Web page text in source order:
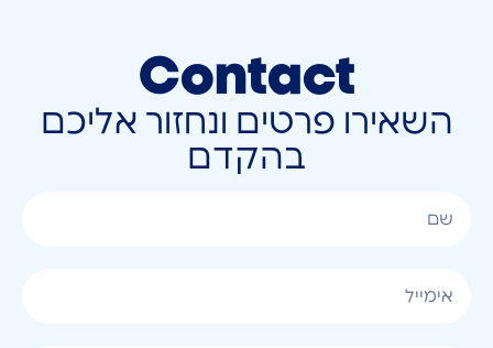
Contact
השאירו פרטים ונחזור אליכם
בהקדם